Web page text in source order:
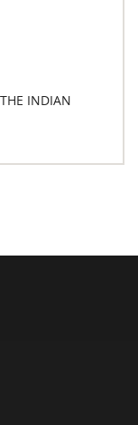
INDIAN